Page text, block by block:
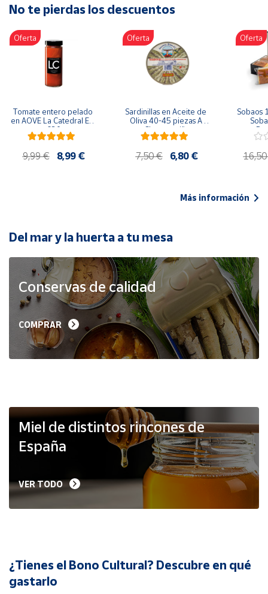
Artesanía
Oficina y
Papelería
Para Canarias,
Ceuta y Melilla
populares
Bono
Cultural
de Correos
Market
Productos
Solidarios
Ayuda
Vendedores
Mapa de
Hazte
vendedor
Cuenta
No te pierdas los descuentos
Oferta
Tomate entero pelado
en AOVE La Catedral ER-
630
9,99 € 8,99 €
Oferta
Sardinillas en Aceite de
Oliva 40-45 piezas A
Churrusquiña
7,50 € 6,80 €
Oferta
Sobaos
Más información
Del mar y la huerta a tu mesa
Conservas de calidad
COMPRAR
Miel de distintos rincones de
España
VER TODO
¿Tienes el Bono Cultural? Descubre en qué
gastarlo